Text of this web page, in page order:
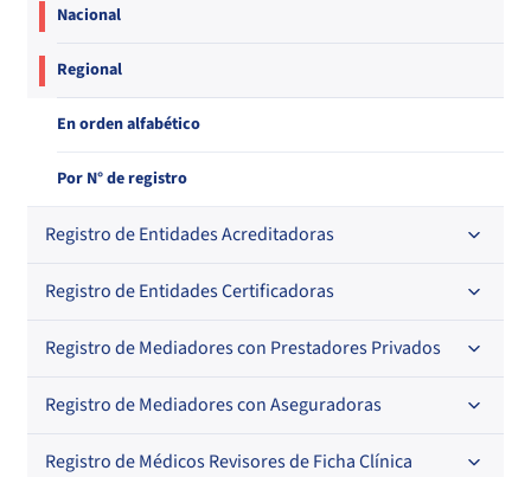
Nacional
Regional
En orden alfabético
Por N° de registro
Registro de Entidades Acreditadoras
En orden alfabético
Por N° de registro
Regional
Registro de Entidades Certificadoras
Por orden alfabético
Por N° de registro
Registro de Mediadores con Prestadores Privados
Por orden alfabético
Por N° de registro
Registro de Mediadores con Aseguradoras
Regional
Registro de Médicos Revisores de Ficha Clínica